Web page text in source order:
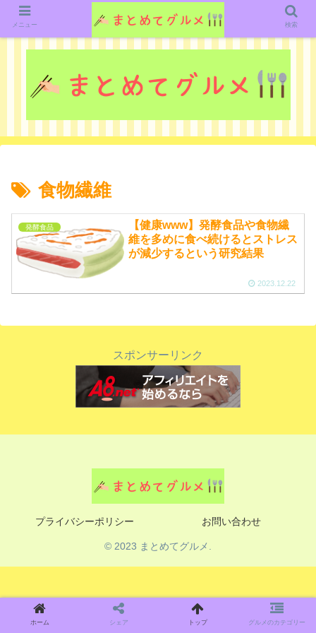
グルメ関連のいろいろなニューススレッドを紹介していきます。（鋭意作成中で
す）
食物繊維
発酵食品
【健康www】発酵食品や食物繊
維を多めに食べ続けるとストレス
が減少するという研究結果
2023.12.22
スポンサーリンク
プライバシーポリシー お問い合わせ
© 2023 まとめてグルメ.
メニュー 検索
ホーム シェア トップ グルメのカテゴリー